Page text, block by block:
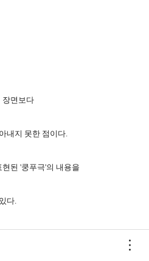
장면보다
내지 못한 점이다.
된 '쿵푸극'의 내용을
다.